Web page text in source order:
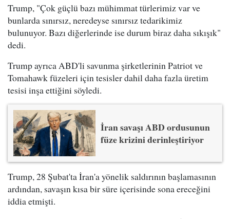
Trump, "Çok güçlü bazı mühimmat türlerimiz var ve
bunlarda sınırsız, neredeyse sınırsız tedarikimiz
bulunuyor. Bazı diğerlerinde ise durum biraz daha sıkışık"
dedi.
Trump ayrıca ABD'li savunma şirketlerinin Patriot ve
Tomahawk füzeleri için tesisler dahil daha fazla üretim
tesisi inşa ettiğini söyledi.
İran savaşı ABD ordusunun
füze krizini derinleştiriyor
Trump, 28 Şubat'ta İran'a yönelik saldırının başlamasının
ardından, savaşın kısa bir süre içerisinde sona ereceğini
iddia etmişti.